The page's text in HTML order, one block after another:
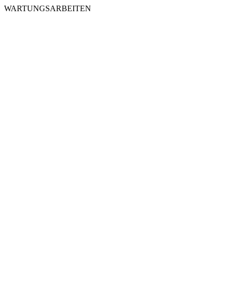
WARTUNGSARBEITEN